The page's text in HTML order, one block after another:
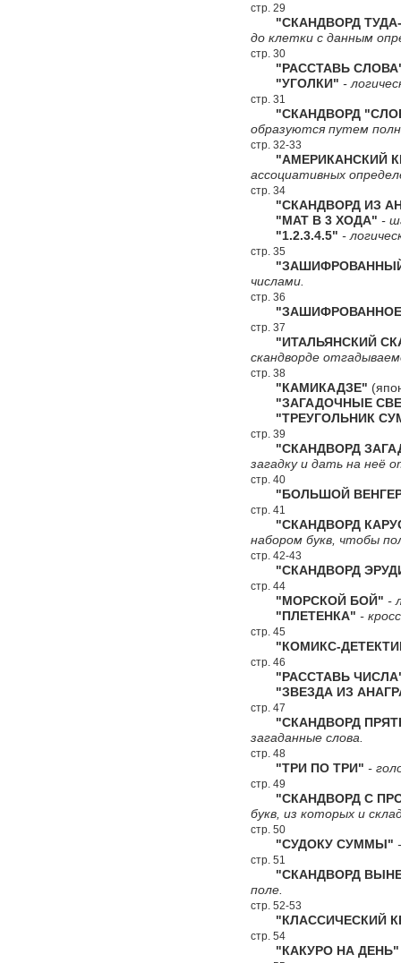
стр. 29
"СКАНДВОРД
до клетки с данным
стр. 30
"РАССТАВЬ
"УГОЛКИ" -
стр. 31
"СКАНДВОРД
образуются путем
стр. 32-33
"АМЕРИКАНСКИЙ
ассоциативных
стр. 34
"СКАНДВОРД ИЗ
"МАТ В 3 ХОДА" -
"1.2.3.4.5" -
стр. 35
"ЗАШИФРОВАННЫЙ
числами.
стр. 36
"ЗАШИФРОВАННОЕ
стр. 37
"ИТАЛЬЯНСКИЙ
скандворде
стр. 38
"КАМИКАДЗЕ"
"ЗАГАДОЧНЫЕ
"ТРЕУГОЛЬНИК
стр. 39
"СКАНДВОРД
загадку и дать на неё
стр. 40
"БОЛЬШОЙ
стр. 41
"СКАНДВОРД
набором букв, чтобы
стр. 42-43
"СКАНДВОРД
стр. 44
"МОРСКОЙ БОЙ" -
"ПЛЕТЕНКА" -
стр. 45
"КОМИКС-
стр. 46
"РАССТАВЬ
"ЗВЕЗДА ИЗ
стр. 47
"СКАНДВОРД
загаданные слова.
стр. 48
"ТРИ ПО ТРИ" -
стр. 49
"СКАНДВОРД С
букв, из которых и
стр. 50
"СУДОКУ СУММЫ"
стр. 51
"СКАНДВОРД
поле.
стр. 52-53
"КЛАССИЧЕСКИЙ
стр. 54
"КАКУРО НА ДЕНЬ"